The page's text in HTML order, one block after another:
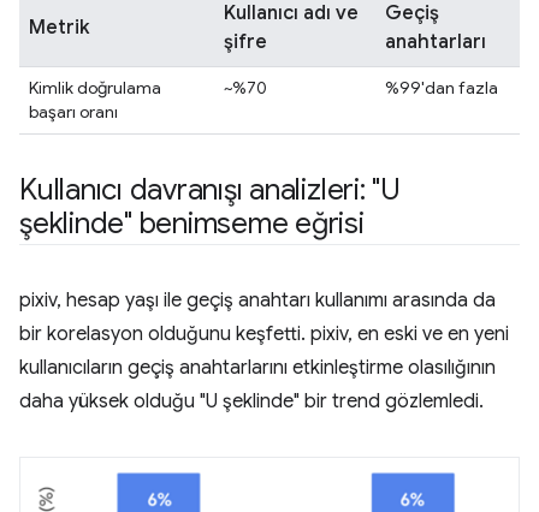
Metrik
Kullanıcı adı ve
şifre
Geçiş
anahtarları
Kimlik doğrulama
başarı oranı
~%70 %99'dan fazla
Kullanıcı davranışı analizleri: "U
şeklinde" benimseme eğrisi
pixiv, hesap yaşı ile geçiş anahtarı kullanımı arasında da
bir korelasyon olduğunu keşfetti. pixiv, en eski ve en yeni
kullanıcıların geçiş anahtarlarını etkinleştirme olasılığının
daha yüksek olduğu "U şeklinde" bir trend gözlemledi.